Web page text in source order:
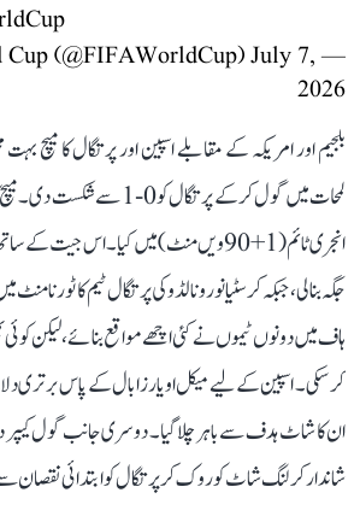
— FIFA World Cup (@FIFAWorldCup)
July 7,
2026
بلجیم اور امریکہ کے مقابلے اسپین اور پرتگال کا میچ
لمحات میں گول کر کے پرتگال کو
انجری ٹائم (1+90ویں منٹ) میں کیا۔ اس جیت
جگہ بنا لی، جبکہ کرسٹیانو رونالڈو کی پرتگال ٹیم کا
ہاف میں دونوں ٹیموں نے کئی اچھے مواقع بنائے، لیکن
کر سکی۔ اسپین کے لیے میکل اویارزابال کے پاس برتری
ان کا شاٹ ہدف سے باہر چلا گیا۔ دوسری جانب گول کیپر
شاندار کرلنگ شاٹ کو روک کر پرتگال کو ابتدائی نقصان